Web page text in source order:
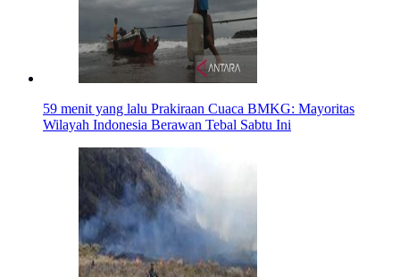
59 menit yang lalu Prakiraan Cuaca BMKG: Mayoritas
Wilayah Indonesia Berawan Tebal Sabtu Ini